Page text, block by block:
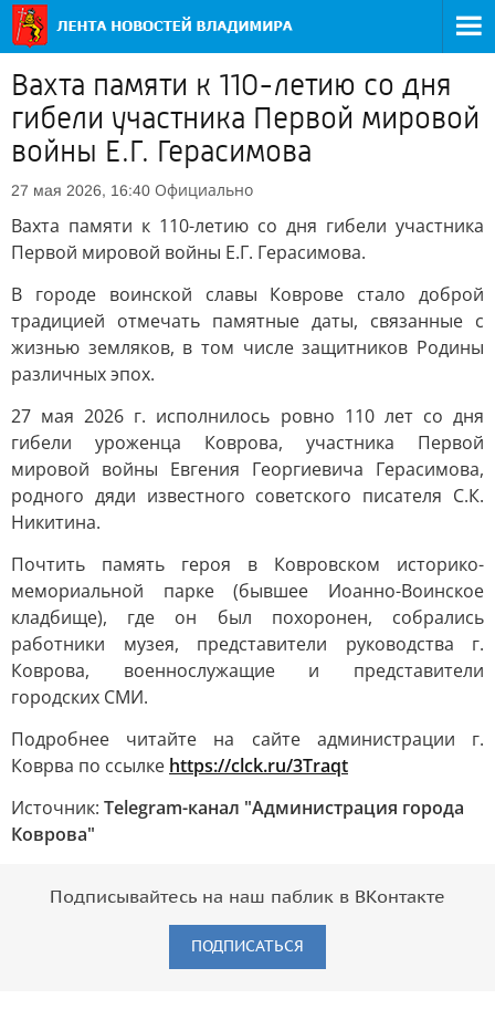
Вахта памяти к 110-летию со дня
гибели участника Первой мировой
войны Е.Г. Герасимова
27 мая 2026, 16:40 Официально
Вахта памяти к 110-летию со дня гибели участника
Первой мировой войны Е.Г. Герасимова.
В городе воинской славы Коврове стало доброй
традицией отмечать памятные даты, связанные с
жизнью земляков, в том числе защитников Родины
различных эпох.
27 мая 2026 г. исполнилось ровно 110 лет со дня
гибели уроженца Коврова, участника Первой
мировой войны Евгения Георгиевича Герасимова,
родного дяди известного советского писателя С.К.
Никитина.
Почтить память героя в Ковровском историко-
мемориальной парке (бывшее Иоанно-Воинское
кладбище), где он был похоронен, собрались
работники музея, представители руководства г.
Коврова, военнослужащие и представители
городских СМИ.
Подробнее читайте на сайте администрации г.
Коврва по ссылке https://clck.ru/3Traqt
Источник: Telegram-канал "Администрация города
Коврова"
Подписывайтесь на наш паблик в ВКонтакте
ПОДПИСАТЬСЯ